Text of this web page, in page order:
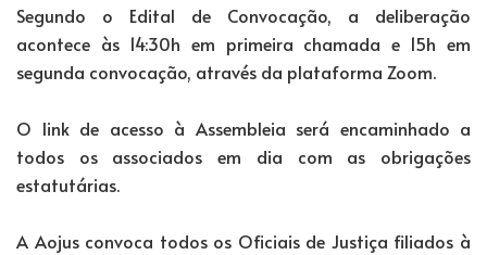
Segundo o Edital de Convocação, a deliberação
acontece às 14:30h em primeira chamada e 15h em
segunda convocação, através da plataforma Zoom.
O link de acesso à Assembleia será encaminhado a
todos os associados em dia com as obrigações
estatutárias.
A Aojus convoca todos os Oficiais de Justiça filiados à